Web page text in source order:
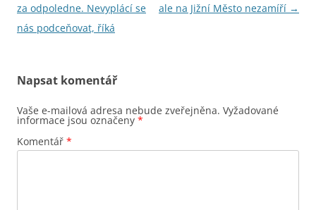
příspěvky
za odpoledne. Nevyplácí se
nás podceňovat, říká
ale na Jižní Město nezamíří →
Napsat komentář
Vaše e-mailová adresa nebude zveřejněna. Vyžadované
informace jsou označeny *
Komentář *